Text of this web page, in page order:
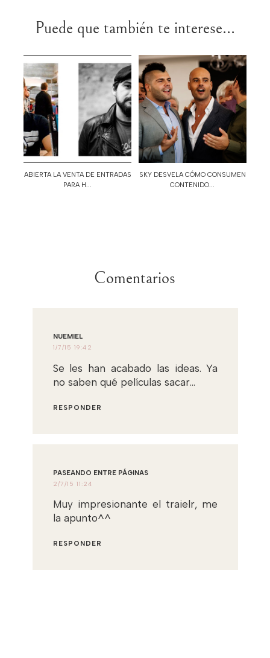
Puede que también te interese...
ABIERTA LA VENTA DE ENTRADAS
PARA H...
SKY DESVELA CÓMO CONSUMEN
CONTENIDO...
Comentarios
NUEMIEL
1/7/15 19:42
Se les han acabado las ideas. Ya
no saben qué películas sacar...
RESPONDER
PASEANDO ENTRE PÁGINAS
2/7/15 11:24
Muy impresionante el traielr, me
la apunto^^
RESPONDER